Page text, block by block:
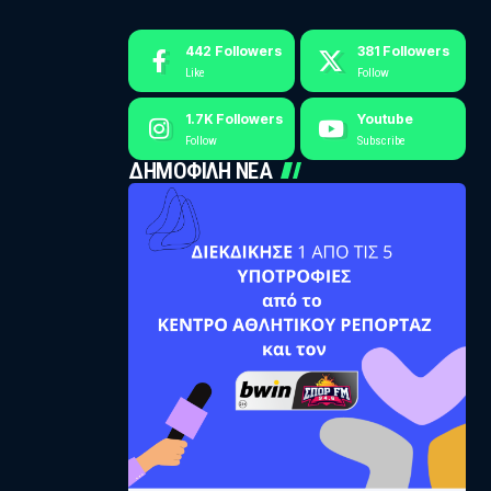
442 Followers
Like
381 Followers
Follow
1.7K Followers
Follow
Youtube
Subscribe
ΔΗΜΟΦΙΛΗ ΝΕΑ